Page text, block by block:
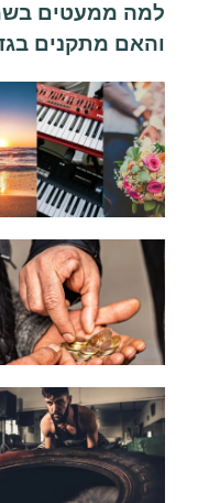
למה ממעטים
והאם מתקנים